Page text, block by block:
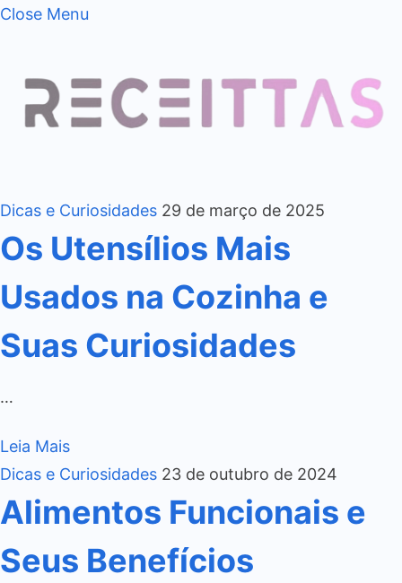
Close Menu
Dicas e Curiosidades 29 de março de 2025
Os Utensílios Mais
Usados na Cozinha e
Suas Curiosidades
…
Leia Mais
Dicas e Curiosidades 23 de outubro de 2024
Alimentos Funcionais e
Seus Benefícios